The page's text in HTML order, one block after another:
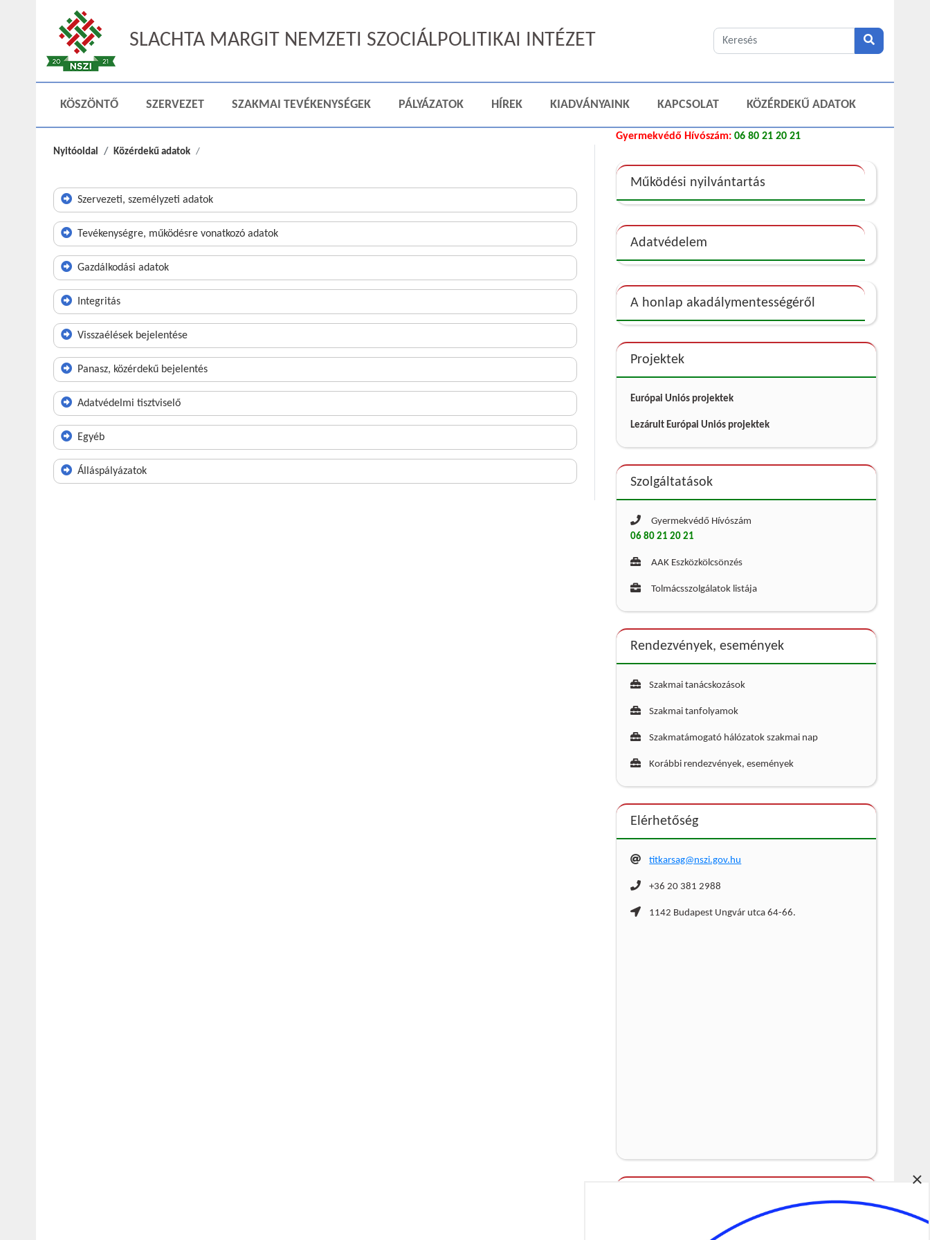
×
SLACHTA MARGIT NEMZETI SZOCIÁLPOLITIKAI INTÉZET
KÖSZÖNTŐ SZERVEZET SZAKMAI TEVÉKENYSÉGEK PÁLYÁZATOK HÍREK KIADVÁNYAINK KAPCSOLAT KÖZÉRDEKŰ ADATOK
Nyitóoldal Közérdekű adatok
Szervezeti, személyzeti adatok
Tevékenységre, működésre vonatkozó adatok
Gazdálkodási adatok
Integritás
Visszaélések bejelentése
Panasz, közérdekű bejelentés
Adatvédelmi tisztviselő
Egyéb
Álláspályázatok
Gyermekvédő Hívószám: 06 80 21 20 21
Működési nyilvántartás
Adatvédelem
A honlap akadálymentességéről
Projektek
Európai Uniós projektek
Lezárult Európai Uniós projektek
Szolgáltatások
Gyermekvédő Hívószám
06 80 21 20 21
AAK Eszközkölcsönzés
Tolmácsszolgálatok listája
Rendezvények, események
Szakmai tanácskozások
Szakmai tanfolyamok
Szakmatámogató hálózatok szakmai nap
Korábbi rendezvények, események
Elérhetőség
titkarsag@nszi.gov.hu
+36 20 381 2988
1142 Budapest Ungvár utca 64-66.